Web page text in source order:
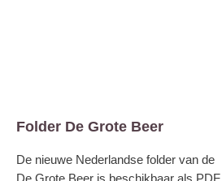
Folder De Grote Beer
De nieuwe Nederlandse folder van de
De Grote Beer is beschikbaar als PDF